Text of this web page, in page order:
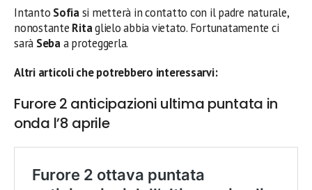
Intanto Sofiasi metterà in contatto con il padre naturale,
nonostante Ritaglielo abbia vietato. Fortunatamente ci
sarà Sebaa proteggerla.
Altri articoli che potrebbero interessarvi:
Furore 2 anticipazioni ultima puntata in
onda l’8 aprile